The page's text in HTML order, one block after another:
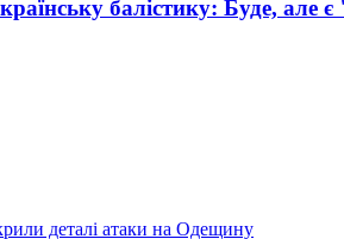
балістику: Буде, але